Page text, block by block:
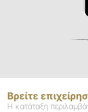
Βρείτε
Η κατάταξη